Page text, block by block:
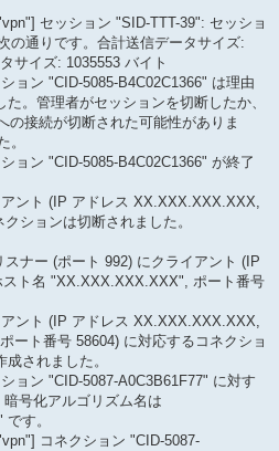
セッション "SID-TTT-39": セッショ
の通りです。合計送信データサイズ:
サイズ: 1035553 バイト
ョン "CID-5085-B4C02C1366" は理由
。管理者がセッションを切断したか、
の接続が切断された可能性がありま
。
ョン "CID-5085-B4C02C1366" が終了
ント (IP アドレス XX.XXX.XXX.XXX,
ションは切断されました。
ナー (ポート 992) にクライアント (IP
ト名 "XX.XXX.XXX.XXX", ポート番号
ント (IP アドレス XX.XXX.XXX.XXX,
ート番号 58604) に対応するコネクショ
されました。
ョン "CID-5087-A0C3B61F77" に対す
号化アルゴリズム名は
す。
コネクション "CID-5087-